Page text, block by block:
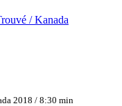
/ Kanada
2018 / 8:30 min